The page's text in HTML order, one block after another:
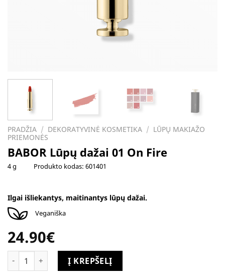
PRADŽIA / DEKORATYVINĖ KOSMETIKA / LŪPŲ MAKIAŽO
PRIEMONĖS
BABOR Lūpų dažai 01 On Fire
4 g Produkto kodas: 601401
Ilgai išliekantys, maitinantys lūpų dažai.
Veganiška
24.90€
produkto kiekis: BABOR Lūpų dažai 01 On Fire
Į KREPŠELĮ